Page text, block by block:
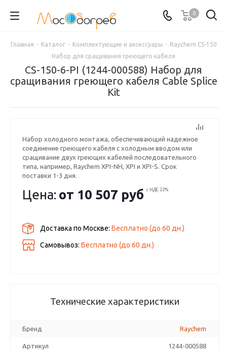
0
Главная - Каталог - Комплектующие и аксессуары - Raychem CS-150
Набор для сращивания греющего кабеля
CS-150-6-PI (1244-000588) Набор для
сращивания греющего кабеля Cable Splice
Kit
Набор холодного монтажа, обеспечивающий надежное
соединение греющего кабеля с холодным вводом или
сращивание двух греющих кабелей последовательного
типа, например, Raychem XPI-NH, XPI и XPI-S. Срок
поставки 1-3 дня.
Цена: от 10 507 руб с НДС 22%
Доставка по Москве:Бесплатно (до60 дн.)
Самовывоз:Бесплатно (до60 дн.)
Технические характеристики
Бренд Raychem
Артикул 1244-000588